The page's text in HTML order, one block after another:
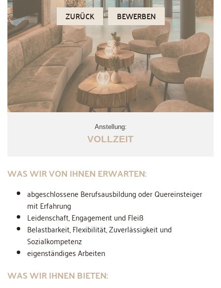
ZURÜCK BEWERBEN
Anstellung:
VOLLZEIT
WAS WIR VON IHNEN ERWARTEN:
abgeschlossene Berufsausbildung oder Quereinsteiger
mit Erfahrung
Leidenschaft, Engagement und Fleiß
Belastbarkeit, Flexibilität, Zuverlässigkeit und
Sozialkompetenz
eigenständiges Arbeiten
WAS WIR IHNEN BIETEN: